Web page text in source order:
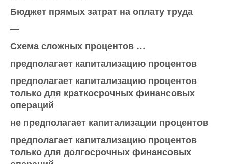
Бюджет прямых затрат на оплату труда
—
Схема сложных процентов …
предполагает капитализацию процентов
предполагает капитализацию процентов
только для краткосрочных финансовых
операций
не предполагает капитализации процентов
предполагает капитализацию процентов
только для долгосрочных финансовых